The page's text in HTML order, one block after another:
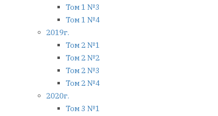
Том 1 №3
Том 1 №4
2019г.
Том 2 №1
Том 2 №2
Том 2 №3
Том 2 №4
2020г.
Том 3 №1